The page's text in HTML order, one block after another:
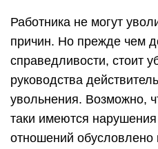
Работника не могут
причин. Но прежде чем
справедливости, стоит
руководства
увольнения. Возможно,
таки имеются
отношений